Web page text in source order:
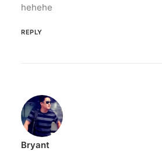
hehehe
REPLY
Bryant